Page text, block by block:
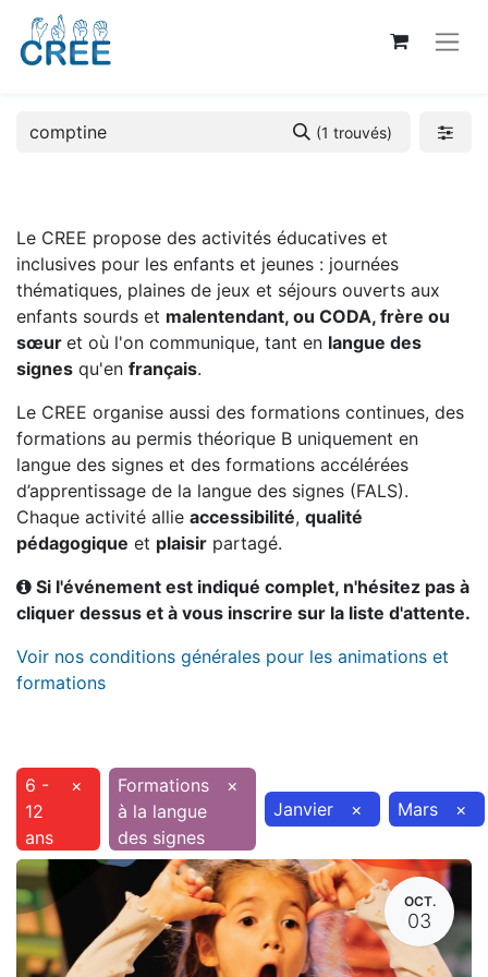
(1 trouvés)
Le CREE propose des activités éducatives et
inclusives pour les enfants et jeunes : journées
thématiques, plaines de jeux et séjours ouverts aux
enfants sourds et malentendant, ou CODA, frère ou
sœur et où l'on communique, tant en langue des
signes qu'en français.
Le CREE organise aussi des formations continues, des
formations au permis théorique B uniquement en
langue des signes et des formations accélérées
d’apprentissage de la langue des signes (FALS).
Chaque activité allie accessibilité, qualité
pédagogique et plaisir partagé.
Si l'événement est indiqué complet, n'hésitez pas à
cliquer dessus et à vous inscrire sur la liste d'attente.
Voir nos conditions générales pour les animations et
formations
6 -
12
ans
×
Formations
à la langue
des signes
×
Janvier
× Mars ×
OCT.
03